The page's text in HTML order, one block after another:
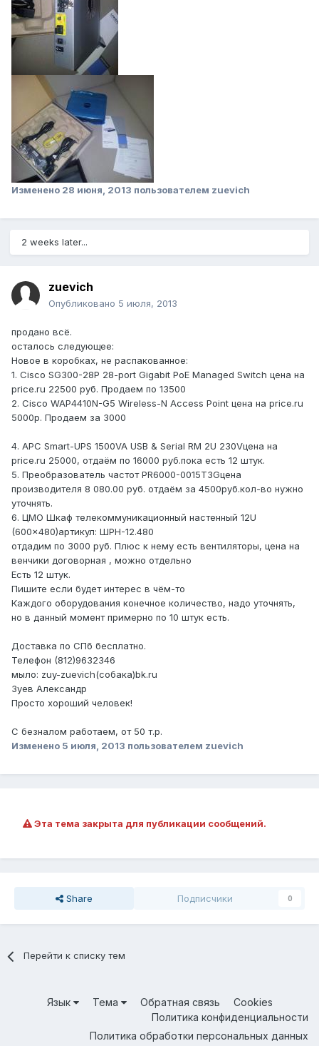
Изменено 28 июня, 2013 пользователем zuevich
2 weeks later...
zuevich
Опубликовано 5 июля, 2013
продано всё.
осталось следующее:
Новое в коробках, не распакованное:
1. Cisco SG300-28P 28-port Gigabit PoE Managed Switch цена на
price.ru 22500 руб. Продаем по 13500
2. Cisco WAP4410N-G5 Wireless-N Access Point цена на price.ru
5000р. Продаем за 3000
4. APC Smart-UPS 1500VA USB & Serial RM 2U 230Vцена на
price.ru 25000, отдаём по 16000 руб.пока есть 12 штук.
5. Преобразователь частот PR6000-0015T3Gцена
производителя 8 080.00 руб. отдаём за 4500руб.кол-во нужно
уточнять.
6. ЦМО Шкаф телекоммуникационный настенный 12U
(600x480)артикул: ШРН-12.480
отдадим по 3000 руб. Плюс к нему есть вентиляторы, цена на
венчики договорная , можно отдельно
Есть 12 штук.
Пишите если будет интерес в чём-то
Каждого оборудования конечное количество, надо уточнять,
но в данный момент примерно по 10 штук есть.
Доставка по СПб бесплатно.
Телефон (812)9632346
мыло: zuy-zuevich(собака)bk.ru
Зуев Александр
Просто хороший человек!
С безналом работаем, от 50 т.р.
Изменено 5 июля, 2013 пользователем zuevich
Эта тема закрыта для публикации сообщений.
Share Подписчики 0
Перейти к списку тем
Язык Тема Обратная связь
Cookies
Политика конфиденциальности
Политика обработки персональных данных